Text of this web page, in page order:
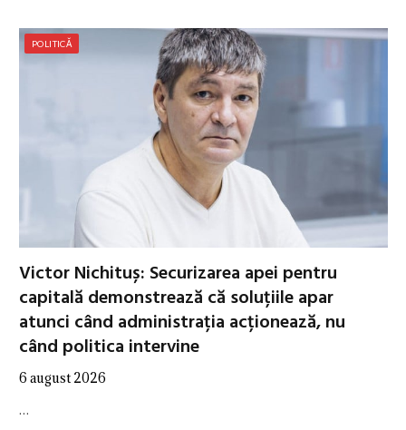
POLITICĂ
Victor Nichituș: Securizarea apei pentru
capitală demonstrează că soluțiile apar
atunci când administrația acționează, nu
când politica intervine
6 august 2026
…